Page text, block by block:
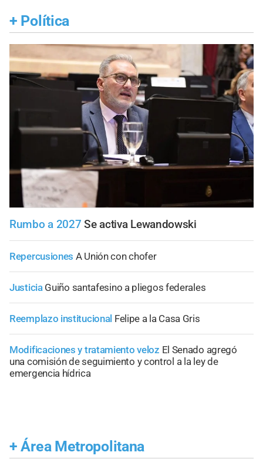
+ Política
Rumbo a 2027 Se activa Lewandowski
Repercusiones A Unión con chofer
Justicia Guiño santafesino a pliegos federales
Reemplazo institucional Felipe a la Casa Gris
Modificaciones y tratamiento veloz El Senado agregó
una comisión de seguimiento y control a la ley de
emergencia hídrica
+ Área Metropolitana